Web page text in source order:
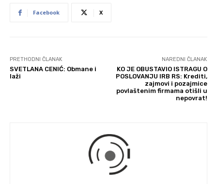
Facebook X
PRETHODNI ČLANAK
SVETLANA CENIĆ: Obmane i
laži
NAREDNI ČLANAK
KO JE OBUSTAVIO ISTRAGU O
POSLOVANJU IRB RS: Krediti,
zajmovi i pozajmice
povlaštenim firmama otišli u
nepovrat!